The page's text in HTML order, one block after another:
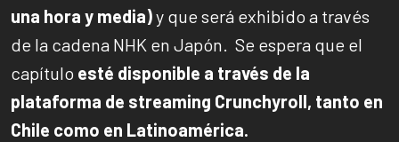
una hora y media)y que será exhibido a través
de la cadena NHK en Japón. Se espera que el
capítulo esté disponible a través de la
plataforma de streaming Crunchyroll, tanto en
Chile como en Latinoamérica.